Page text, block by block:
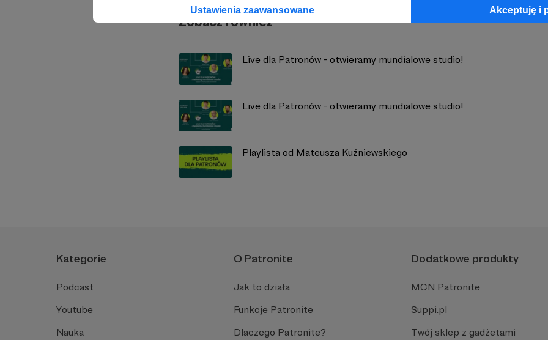
Ustawienia zaawansowane Akceptuję i
Zobacz również
Live dla Patronów - otwieramy mundialowe studio!
Live dla Patronów - otwieramy mundialowe studio!
Playlista od Mateusza Kuźniewskiego
Kategorie
Podcast
Youtube
Nauka
O Patronite
Jak to działa
Funkcje Patronite
Dlaczego Patronite?
Dodatkowe produkty
MCN Patronite
Suppi.pl
Twój sklep z gadżetami